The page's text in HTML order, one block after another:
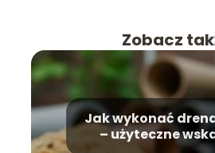
Zobacz
Jak wykonać
– użyteczne